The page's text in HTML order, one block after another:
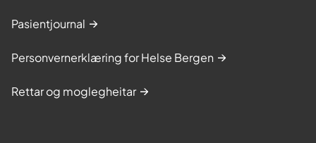
Pasientjournal
Personvernerklæring for Helse Bergen
Rettar og moglegheitar